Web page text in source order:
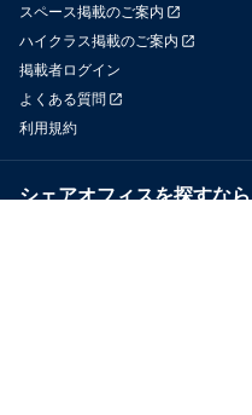
スペース掲載のご案内
ハイクラス掲載のご案内
掲載者ログイン
よくある質問
利用規約
シェアオフィスを探すなら